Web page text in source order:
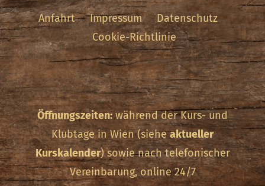
Anfahrt Impressum
Datenschutz
Cookie-Richtlinie
Öffnungszeiten:während der Kurs- und
Klubtage in Wien (sieheaktueller
Kurskalender) sowie nach telefonischer
Vereinbarung, online 24/7